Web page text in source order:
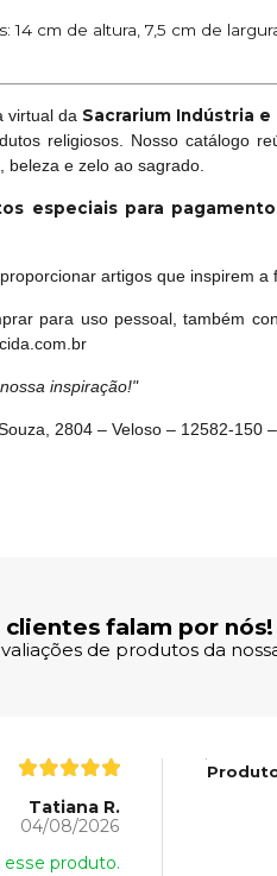
14 cm de altura, 7,5 cm de
virtual da Sacrarium Indústria
religiosos. Nosso catálogo
beleza e zelo ao sagrado.
especiais para
artigos que inspirem
para uso pessoal, também
inspiração!"
2804 – Veloso – 12582-150
clientes falam por nós!
de produtos da
Tatiana R.
04/08/2026
produto.